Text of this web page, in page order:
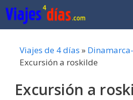
Saltar
al
contenido
Viajes de 4 días »
Excursión a roskilde
Excursión a